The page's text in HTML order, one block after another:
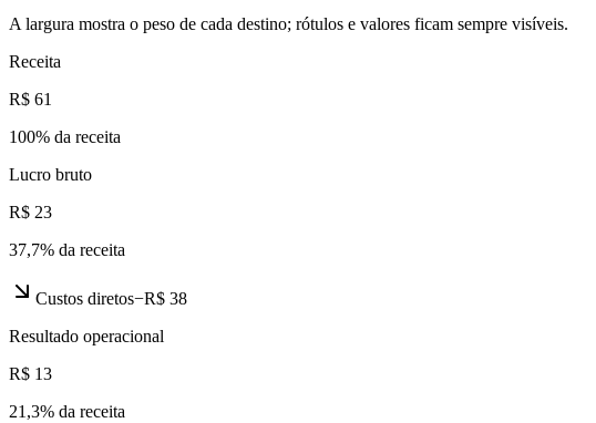
A largura mostra o peso de cada destino; rótulos e valores ficam sempre visíveis.
Receita
R$ 61
100% da receita
Lucro bruto
R$ 23
37,7% da receita
Custos diretos−R$ 38
Resultado operacional
R$ 13
21,3% da receita